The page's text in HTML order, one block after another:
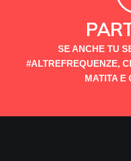
SE ANCHE TU
#ALTREFREQUENZE,
MATITA E